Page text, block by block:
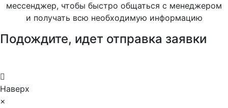
мессенджер, чтобы быстро общаться с менеджером
и получать всю необходимую информацию
Подождите, идет отправка заявки
Наверх
×